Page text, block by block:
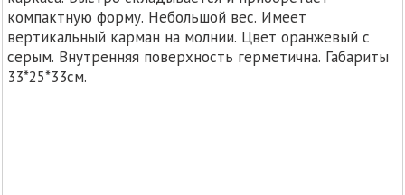
компактную форму. Небольшой вес. Имеет
вертикальный карман на молнии. Цвет оранжевый с
серым. Внутренняя поверхность герметична. Габариты
33*25*33см.